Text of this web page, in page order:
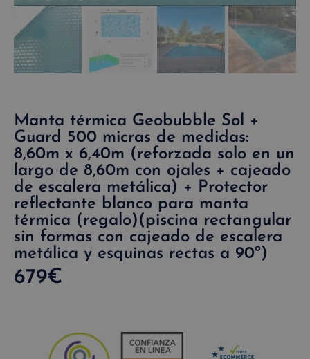
Manta térmica Geobubble Sol +
Guard 500 micras de medidas:
8,60m x 6,40m (reforzada solo en un
largo de 8,60m con ojales + cajeado
de escalera metálica) + Protector
reflectante blanco para manta
térmica (regalo)(piscina rectangular
sin formas con cajeado de escalera
metálica y esquinas rectas a 90º)
679€